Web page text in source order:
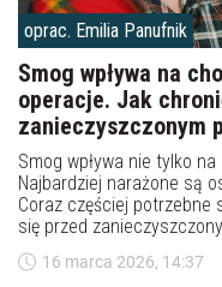
oprac. Emilia Panufnik
Smog wpływa na
operacje. Jak
zanieczyszczonym
Smog wpływa nie tylko
Najbardziej narażone są
Coraz częściej potrzebne
się przed
16 marca 2026, 14:37